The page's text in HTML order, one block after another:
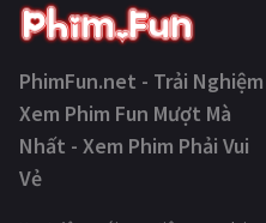
PhimFun.net - Trải Nghiệm
Xem Phim Fun Mượt Mà
Nhất - Xem Phim Phải Vui
Vẻ